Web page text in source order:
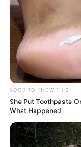
GOOD TO KNOW THIS
She Put Toothpaste
What Happened